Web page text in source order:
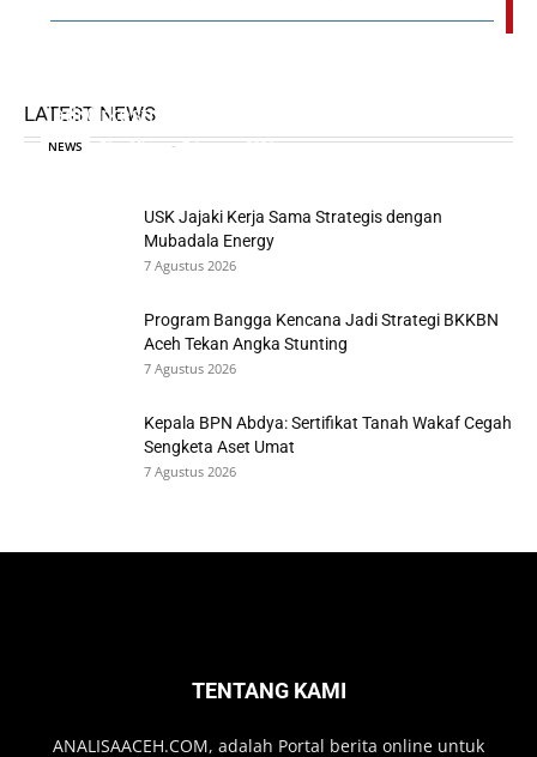
LATEST NEWS
Jadi Orkestrator Pembangunan
NEWS Riza Mirza - 7 Agustus 2026
USK Jajaki Kerja Sama Strategis dengan
Mubadala Energy
7 Agustus 2026
Program Bangga Kencana Jadi Strategi BKKBN
Aceh Tekan Angka Stunting
7 Agustus 2026
Kepala BPN Abdya: Sertifikat Tanah Wakaf Cegah
Sengketa Aset Umat
7 Agustus 2026
TENTANG KAMI
ANALISAACEH.COM, adalah Portal berita online untuk